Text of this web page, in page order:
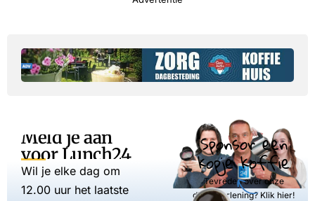
Meld je aan
voor Lunch24
Wil je elke dag om
12.00 uur het laatste
Sponsor een
kopje koffie
Tevreden over onze
dienstverlening? Klik hier!